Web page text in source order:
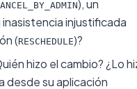
), un
inasistencia injustificada
(RESCHEDULE)?
hizo el cambio? ¿Lo
desde su aplicación